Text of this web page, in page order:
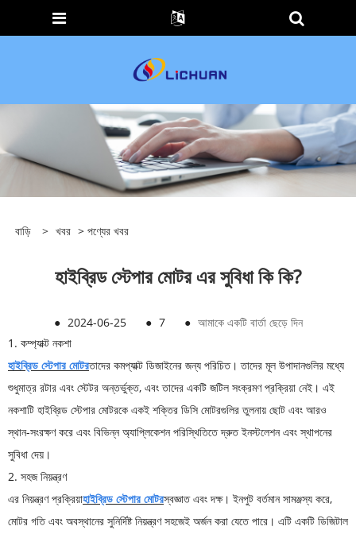
বাড়ি > খবর > পণ্যের খবর
হাইব্রিড স্টেপার মোটর এর সুবিধা কি কি?
● 2024-06-25 ● 7 ● আমাকে একটি বার্তা ছেড়ে দিন
1. কম্প্যাক্ট নকশা
হাইব্রিড স্টেপার মোটরতাদের কমপ্যাক্ট ডিজাইনের জন্য পরিচিত। তাদের মূল উপাদানগুলির মধ্যে
শুধুমাত্র রটার এবং স্টেটর অন্তর্ভুক্ত, এবং তাদের একটি জটিল সংক্রমণ প্রক্রিয়া নেই। এই
নকশাটি হাইব্রিড স্টেপার মোটরকে একই শক্তির ডিসি মোটরগুলির তুলনায় ছোট এবং আরও
স্থান-সংরক্ষণ করে এবং বিভিন্ন অ্যাপ্লিকেশন পরিস্থিতিতে দ্রুত ইনস্টলেশন এবং স্থাপনের
সুবিধা দেয়।
2. সহজ নিয়ন্ত্রণ
এর নিয়ন্ত্রণ প্রক্রিয়াহাইব্রিড স্টেপার মোটরস্বজ্ঞাত এবং দক্ষ। ইনপুট বর্তমান সামঞ্জস্য করে,
মোটর গতি এবং অবস্থানের সুনির্দিষ্ট নিয়ন্ত্রণ সহজেই অর্জন করা যেতে পারে। এটি একটি ডিজিটাল